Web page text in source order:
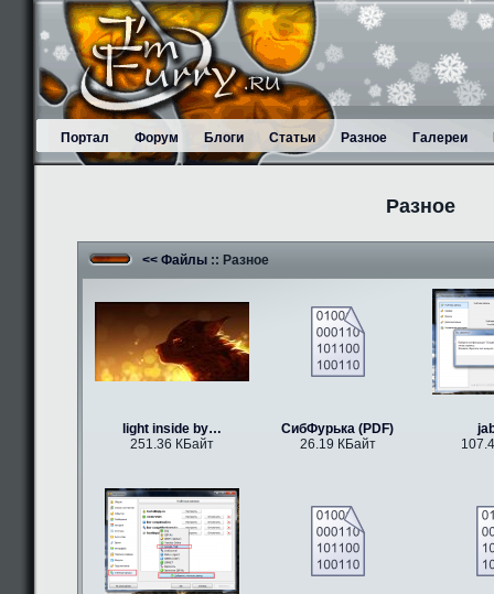
Портал Форум Блоги Статьи Разное Галереи
Разное
<< Файлы :: Разное
light inside by…
251.36 КБайт
СибФурька (PDF)
26.19 КБайт